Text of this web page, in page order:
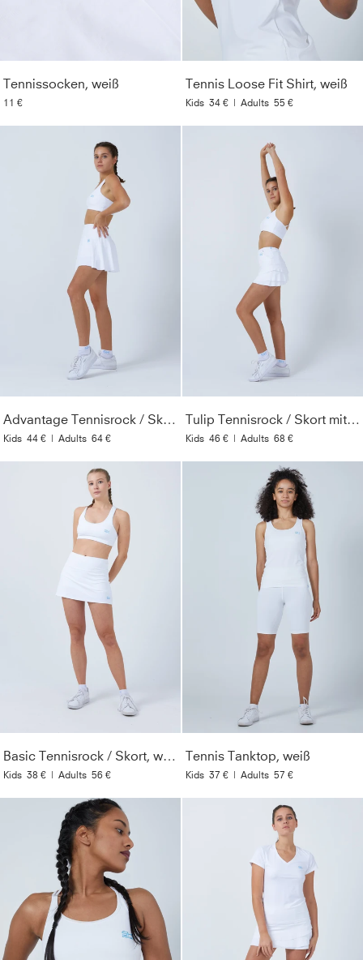
Tennissocken, weiß
11 €
Tennis Loose Fit Shirt, weiß
Kids 34 € | Adults 55 €
Advantage Tennisrock / Skort mit Ballhalter, weiß
Kids 44 € | Adults 64 €
Tulip Tennisrock / Skort mit Taschen, weiß
Kids 46 € | Adults 68 €
Basic Tennisrock / Skort, weiß
Kids 38 € | Adults 56 €
Tennis Tanktop, weiß
Kids 37 € | Adults 57 €